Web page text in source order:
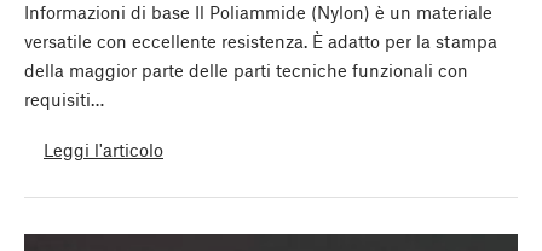
Informazioni di base Il Poliammide (Nylon) è un materiale
versatile con eccellente resistenza. È adatto per la stampa
della maggior parte delle parti tecniche funzionali con
requisiti…
Leggi l'articolo